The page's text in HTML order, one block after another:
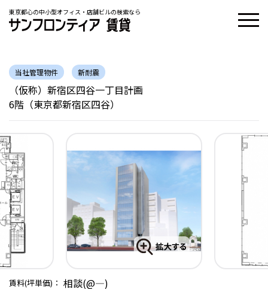
東京都心の中小型オフィス・店舗ビルの検索なら
当社管理物件 新耐震
（仮称）新宿区四谷一丁目計画
6階（東京都新宿区四谷）
賃料(坪単価)： 相談(@―)